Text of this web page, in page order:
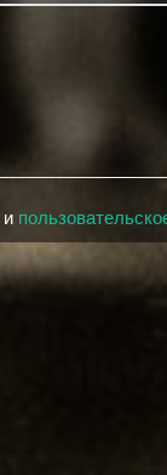
и